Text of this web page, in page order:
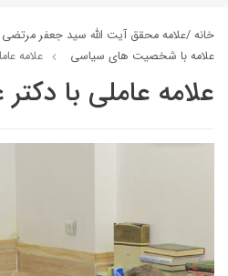
خانه /علامه محقق آیت الله سید جعفر مرتضی
علامه با شخصیت های سیاسی
علامه
علامه عاملي با